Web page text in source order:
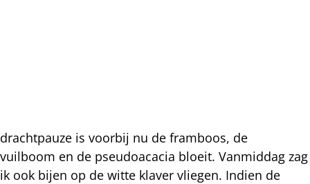
drachtpauze is voorbij nu de framboos, de
vuilboom en de pseudoacacia bloeit. Vanmiddag zag
ik ook bijen op de witte klaver vliegen. Indien de